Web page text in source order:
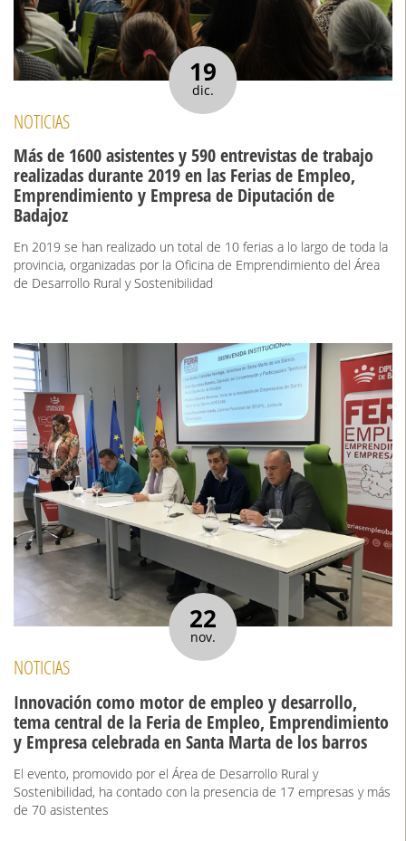
19
dic.
NOTICIAS
Más de 1600 asistentes y 590 entrevistas de trabajo
realizadas durante 2019 en las Ferias de Empleo,
Emprendimiento y Empresa de Diputación de
Badajoz
En 2019 se han realizado un total de 10 ferias a lo largo de toda la
provincia, organizadas por la Oficina de Emprendimiento del Área
de Desarrollo Rural y Sostenibilidad
22
nov.
NOTICIAS
Innovación como motor de empleo y desarrollo,
tema central de la Feria de Empleo, Emprendimiento
y Empresa celebrada en Santa Marta de los barros
El evento, promovido por el Área de Desarrollo Rural y
Sostenibilidad, ha contado con la presencia de 17 empresas y más
de 70 asistentes